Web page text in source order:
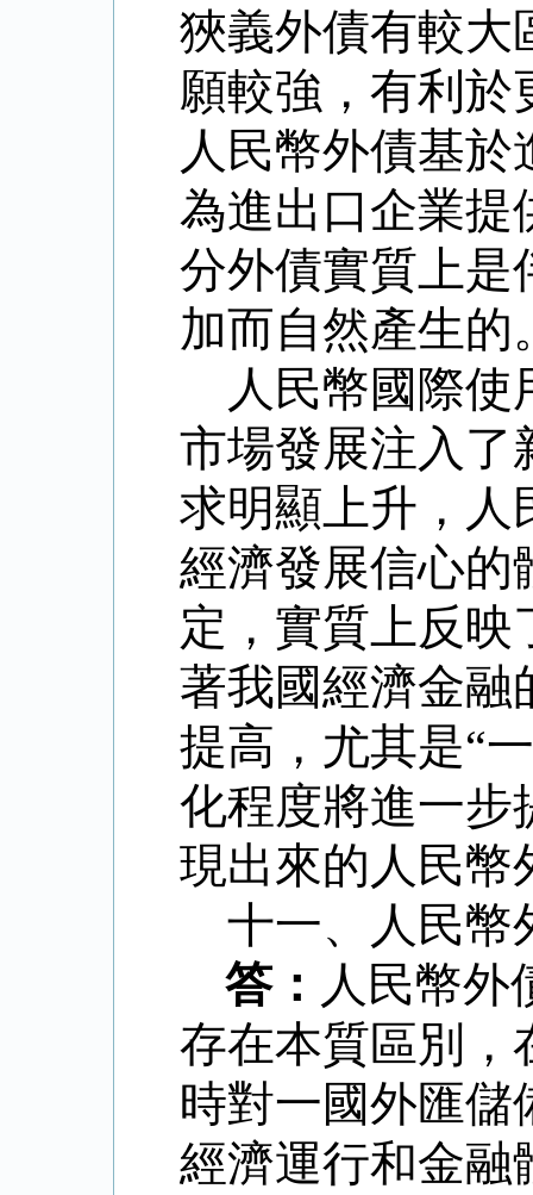
狹義外債有較大
願較強，有利於
人民幣外債基
為進出口企業提
分外債實質上是
加而自然產生的
人民幣國際
市場發展注入了
求明顯上升，人
經濟發展信心的
定，實質上反
著我國經濟金融
提高，尤其是“
化程度將進一步
現出來的人民幣
十一、人民幣
答： 人民幣外
存在本質區別，
時對一國外匯儲
經濟運行和金融